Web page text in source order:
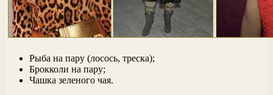
Рыба на пару (лосось, треска);
Брокколи на пару;
Чашка зеленого чая.